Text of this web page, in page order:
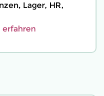
Lager, HR,
erfahren